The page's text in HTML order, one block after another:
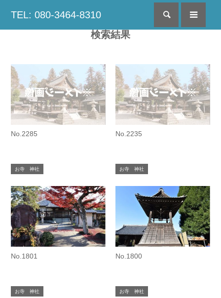
TEL: 080-3464-8310 検索
検索結果
No.2285
お寺 神社
No.2235
お寺 神社
No.1801
お寺 神社
No.1800
お寺 神社